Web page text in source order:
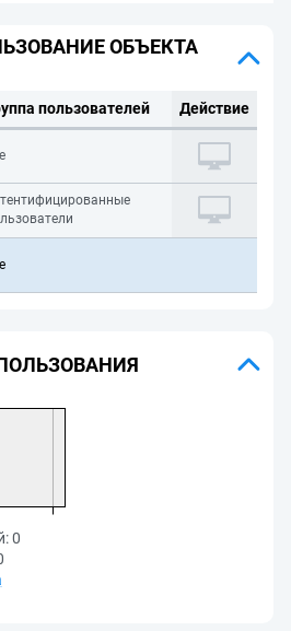
ОБЪЕКТА
пользователей Действие
0